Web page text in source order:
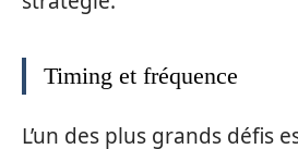
Timing et fréquence
L’un des plus grands défis